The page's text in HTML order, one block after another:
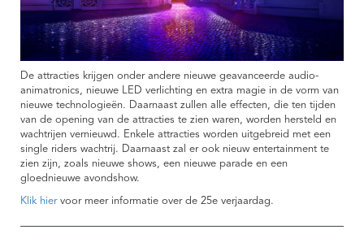
De attracties krijgen onder andere nieuwe geavanceerde audio-
animatronics, nieuwe LED verlichting en extra magie in de vorm van
nieuwe technologieën. Daarnaast zullen alle effecten, die ten tijden
van de opening van de attracties te zien waren, worden hersteld en
wachtrijen vernieuwd. Enkele attracties worden uitgebreid met een
single riders wachtrij. Daarnaast zal er ook nieuw entertainment te
zien zijn, zoals nieuwe shows, een nieuwe parade en een
gloednieuwe avondshow.
Klik hiervoor meer informatie over de 25e verjaardag.